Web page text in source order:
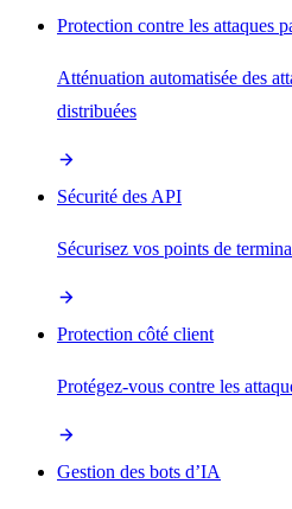
Protection contre les attaques
Atténuation automatisée des
distribuées
Sécurité des API
Sécurisez vos points de
Protection côté client
Protégez-vous contre les
Gestion des bots d’IA